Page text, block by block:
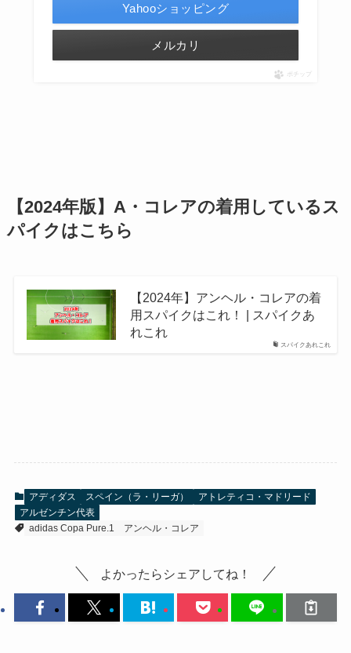
Yahooショッピング
メルカリ
ポチップ
【2024年版】A・コレアの着用しているス
パイクはこちら
スパイクあれこれ
【2024年】アンヘル・コレアの着
用スパイクはこれ！ | スパイクあ
れこれ
アディダス スペイン（ラ・リーガ）
アトレティコ・マドリード
アルゼンチン代表
adidas Copa Pure.1
アンヘル・コレア
よかったらシェアしてね！